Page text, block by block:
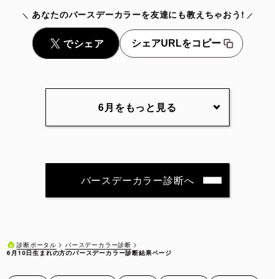
あなたのバースデーカラーを友達にも教えちゃおう!
シェアURLをコピー
6月をもっと見る
6月7日 6月8日 6月9日
バースデーカラー診断へ
診断ポータル
バースデーカラー診断
6月10日生まれの方のバースデーカラー診断結果ページ